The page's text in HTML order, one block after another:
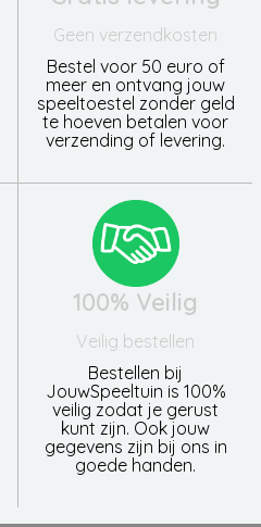
Geen verzendkosten
Bestel voor 50 euro of
meer en ontvang jouw
speeltoestel zonder geld
te hoeven betalen voor
verzending of levering.
100% Veilig
Veilig bestellen
Bestellen bij
JouwSpeeltuin is 100%
veilig zodat je gerust
kunt zijn. Ook jouw
gegevens zijn bij ons in
goede handen.